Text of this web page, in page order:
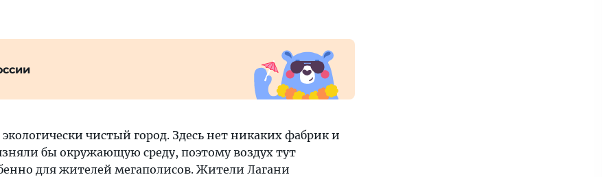
чистый город. Здесь нет никаких фабрик и
бы окружающую среду, поэтому воздух тут
для жителей мегаполисов. Жители Лагани